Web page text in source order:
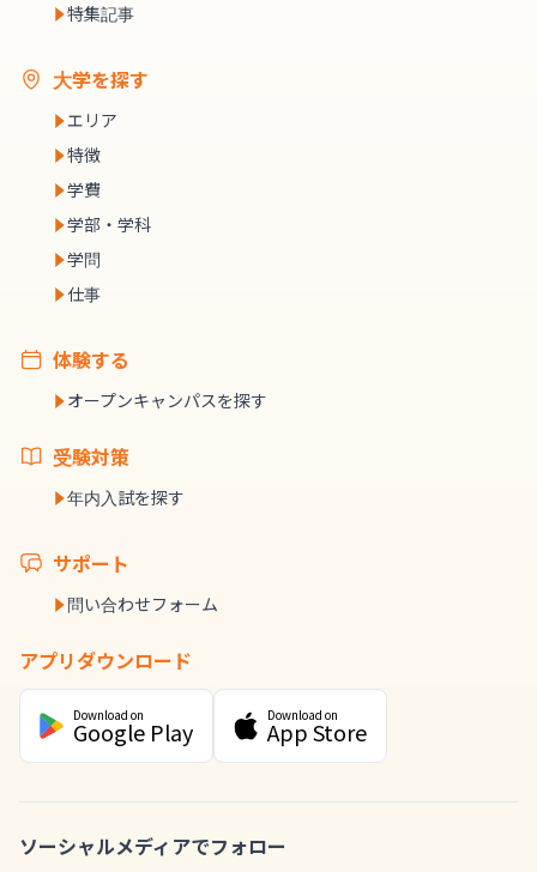
特集記事
大学を探す
エリア
特徴
学費
学部・学科
学問
仕事
体験する
オープンキャンパスを探す
受験対策
年内入試を探す
サポート
問い合わせフォーム
アプリダウンロード
Download on
Google Play
Download on
App Store
ソーシャルメディアでフォロー